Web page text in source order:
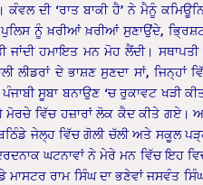
ਦੀ ‘ਰਾਤ ਬਾਕੀ ਹੈ’ ਨੇ ਮੈਨੂੰ
ਨੂੰ ਖ਼ਰੀਆਂ ਖ਼ਰੀਆਂ ਸੁਣਾਉਂਦੇ,
ਹਮਾਇਤ ਮਨ ਮੋਹ ਲੈਂਦੀ। ਸਥਾਪਤੀ
ਲੀਡਰਾਂ ਦੇ ਭਾਸ਼ਣ ਸੁਣਦਾ ਸਾਂ, ਜਿਨ੍ਹਾਂ
ਸੂਬਾ ਬਨਾਉਣ ‘ਚ ਰੁਕਾਵਟ ਖੜੀ
ਵਿੱਚ ਹਜ਼ਾਰਾਂ ਲੋਕ ਕੈਦ ਕੀਤੇ ਗਏ।
ਜੇਲ੍ਹ ਵਿੱਚ ਗੋਲੀ ਚੱਲੀ ਅਤੇ ਸਕੂਲ
ਘਟਨਾਵਾਂ ਨੇ ਮੇਰੇ ਮਨ ਵਿੱਚ ਇਹ
ਰਾਮ ਸਿੰਘ ਦਾ ਭਣੇਵਾਂ ਜਸਵੰਤ